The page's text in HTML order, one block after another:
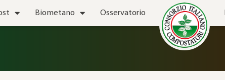
Biometano Osservatorio